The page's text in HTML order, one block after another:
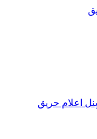
اعلام حریق